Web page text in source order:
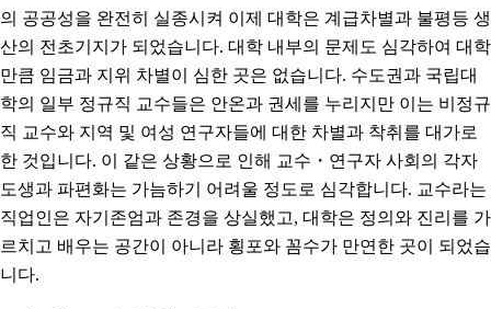
의 공공성을 완전히 실종시켜 이제 대학은 계급차별과 불평등 생
산의 전초기지가 되었습니다. 대학 내부의 문제도 심각하여 대학
만큼 임금과 지위 차별이 심한 곳은 없습니다. 수도권과 국립대
학의 일부 정규직 교수들은 안온과 권세를 누리지만 이는 비정규
직 교수와 지역 및 여성 연구자들에 대한 차별과 착취를 대가로
한 것입니다. 이 같은 상황으로 인해 교수・연구자 사회의 각자
도생과 파편화는 가늠하기 어려울 정도로 심각합니다. 교수라는
직업인은 자기존엄과 존경을 상실했고, 대학은 정의와 진리를 가
르치고 배우는 공간이 아니라 횡포와 꼼수가 만연한 곳이 되었습
니다.